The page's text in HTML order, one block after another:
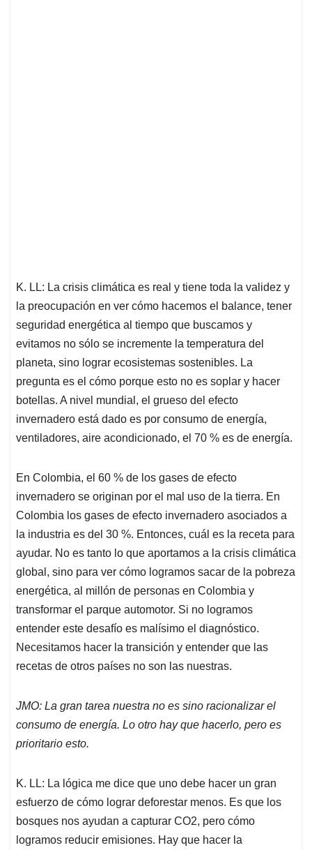
K. LL: La crisis climática es real y tiene toda la validez y
la preocupación en ver cómo hacemos el balance, tener
seguridad energética al tiempo que buscamos y
evitamos no sólo se incremente la temperatura del
planeta, sino lograr ecosistemas sostenibles. La
pregunta es el cómo porque esto no es soplar y hacer
botellas. A nivel mundial, el grueso del efecto
invernadero está dado es por consumo de energía,
ventiladores, aire acondicionado, el 70 % es de energía.
En Colombia, el 60 % de los gases de efecto
invernadero se originan por el mal uso de la tierra. En
Colombia los gases de efecto invernadero asociados a
la industria es del 30 %. Entonces, cuál es la receta para
ayudar. No es tanto lo que aportamos a la crisis climática
global, sino para ver cómo logramos sacar de la pobreza
energética, al millón de personas en Colombia y
transformar el parque automotor. Si no logramos
entender este desafío es malísimo el diagnóstico.
Necesitamos hacer la transición y entender que las
recetas de otros países no son las nuestras.
JMO: La gran tarea nuestra no es sino racionalizar el
consumo de energía. Lo otro hay que hacerlo, pero es
prioritario esto.
K. LL: La lógica me dice que uno debe hacer un gran
esfuerzo de cómo lograr deforestar menos. Es que los
bosques nos ayudan a capturar CO2, pero cómo
logramos reducir emisiones. Hay que hacer la